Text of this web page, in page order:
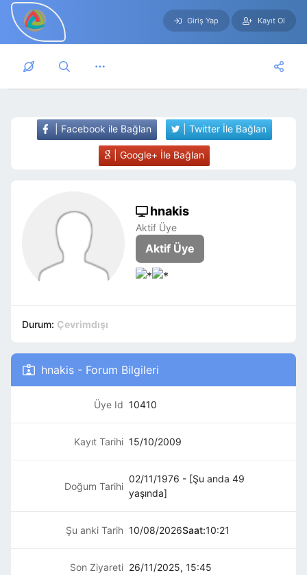
Skip to main content
Giriş Yap Kayıt Ol
| Facebook ile Bağlan | Twitter İle Bağlan
| Google+ İle Bağlan
hnakis
Aktif Üye
Aktif Üye
Durum: Çevrimdışı
hnakis - Forum Bilgileri
Üye Id 10410
Kayıt Tarihi 15/10/2009
Doğum Tarihi
02/11/1976 - [Şu anda 49
yaşında]
Şu anki Tarih 10/08/2026Saat:10:21
Son Ziyareti 26/11/2025, 15:45